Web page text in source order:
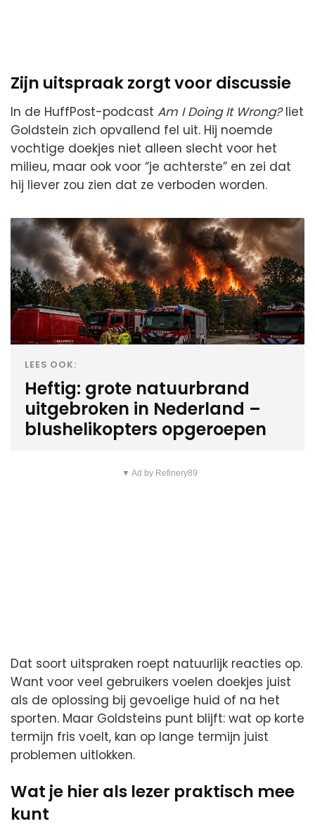
Zijn uitspraak zorgt voor discussie
In de HuffPost-podcast Am I Doing It Wrong?liet
Goldstein zich opvallend fel uit. Hij noemde
vochtige doekjes niet alleen slecht voor het
milieu, maar ook voor “je achterste” en zei dat
hij liever zou zien dat ze verboden worden.
LEES OOK:
Heftig: grote natuurbrand
uitgebroken in Nederland –
blushelikopters opgeroepen
▼ Ad by Refinery89
Dat soort uitspraken roept natuurlijk reacties op.
Want voor veel gebruikers voelen doekjes juist
als de oplossing bij gevoelige huid of na het
sporten. Maar Goldsteins punt blijft: wat op korte
termijn fris voelt, kan op lange termijn juist
problemen uitlokken.
Wat je hier als lezer praktisch mee
kunt